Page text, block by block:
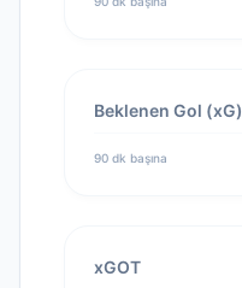
Beklenen Gol (xG)
90 dk başına
xGOT